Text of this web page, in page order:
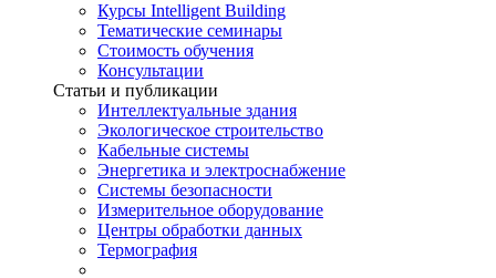
Курсы Intelligent Building
Тематические семинары
Стоимость обучения
Консультации
Статьи и публикации
Интеллектуальные здания
Экологическое строительство
Кабельные системы
Энергетика и электроснабжение
Системы безопасности
Измерительное оборудование
Центры обработки данных
Термография